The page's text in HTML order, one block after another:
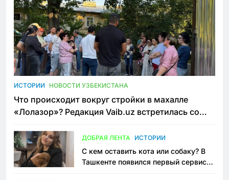
ИСТОРИИ НОВОСТИ УЗБЕКИСТАНА
Что происходит вокруг стройки в махалле
«Лолазор»? Редакция Vaib.uz встретилась со
ДОБРАЯ ЛЕНТА ИСТОРИИ
С кем оставить кота или собаку? В
Ташкенте появился первый сервис